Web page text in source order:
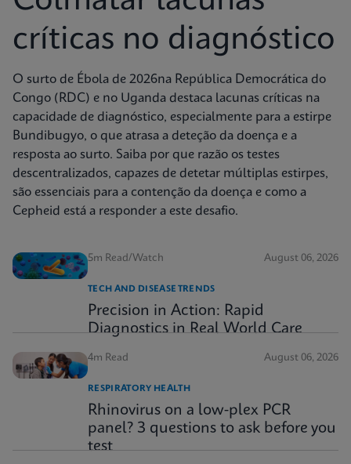
críticas no diagnóstico
O surto de Ébola de 2026na República Democrática do
Congo (RDC) e no Uganda destaca lacunas críticas na
capacidade de diagnóstico, especialmente para a estirpe
Bundibugyo, o que atrasa a deteção da doença e a
resposta ao surto. Saiba por que razão os testes
descentralizados, capazes de detetar múltiplas estirpes,
são essenciais para a contenção da doença e como a
Cepheid está a responder a este desafio.
5m Read/Watch August 06, 2026
TECH AND DISEASE TRENDS
Precision in Action: Rapid
Diagnostics in Real World Care
4m Read August 06, 2026
RESPIRATORY HEALTH
Rhinovirus on a low-plex PCR
panel? 3 questions to ask before you
test